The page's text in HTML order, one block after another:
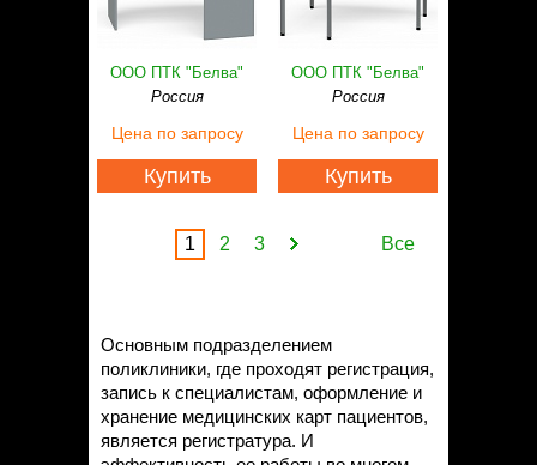
ООО ПТК "Белва"
Россия
Цена по запросу
Купить
ООО ПТК "Белва"
Россия
Цена по запросу
Купить
1 2 3 Все
Основным подразделением
поликлиники, где проходят регистрация,
запись к специалистам, оформление и
хранение медицинских карт пациентов,
является регистратура. И